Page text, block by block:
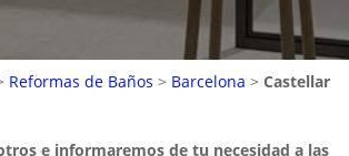
Reformas de Baños > Barcelona > Castellar
e informaremos de tu necesidad a las